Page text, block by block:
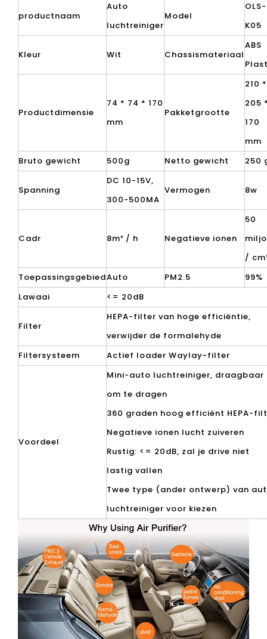
productnaam
Auto
luchtreiniger
Model
OLS-
K05
Kleur Wit Chassismateriaal
ABS
Productdimensie
74 * 74 * 170
mm
Pakketgrootte
210 *
205
170
mm
Bruto gewicht
500g Netto gewicht 250
Spanning
DC 10-15V,
300-500MA
Vermogen 8w
Cadr 8m³ / h Negatieve ionen
50
/
ToepassingsgebiedAuto PM2.5
99%
Lawaai
<= 20dB
Filter
HEPA-filter van hoge efficiëntie,
verwijder de formalehyde
Filtersysteem
Actief loader Waylay-filter
Voordeel
Mini-auto luchtreiniger, draagbaar
om te dragen
360 graden hoog efficiënt HEPA-
Negatieve ionen lucht zuiveren
Rustig: <= 20dB, zal je drive niet
lastig vallen
Twee type (ander ontwerp) van
luchtreiniger voor kiezen